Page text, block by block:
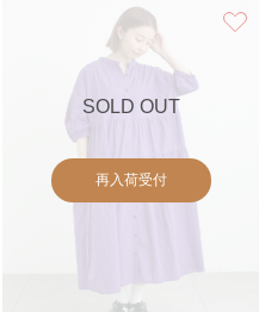
SOLD OUT
再入荷受付